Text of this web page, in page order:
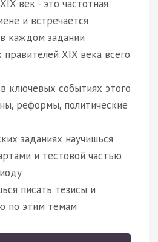
век - это частотная
и встречается
каждом задании
XIX века всего
ключевых событиях этого
реформы, политические
заданиях научишься
и тестовой частью
писать тезисы и
по этим темам